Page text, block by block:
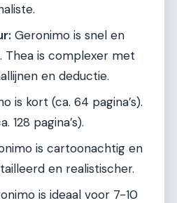
Geronimo is snel en
Thea is complexer met
en deductie.
is kort (ca. 64 pagina’s).
128 pagina’s).
is cartoonachtig en
en realistischer.
is ideaal voor 7-10